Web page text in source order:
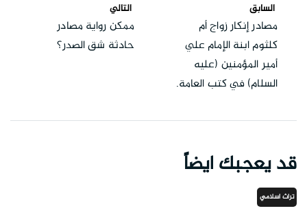
السابق
مصادر إنكار زواج أم
كلثوم ابنة الإمام علي
أمير المؤمنين (عليه
السلام) في كتب العامة.
التالي
ممكن رواية مصادر
حادثة شق الصدر؟
قد يعجبك ايضاً
تراث اسلامي